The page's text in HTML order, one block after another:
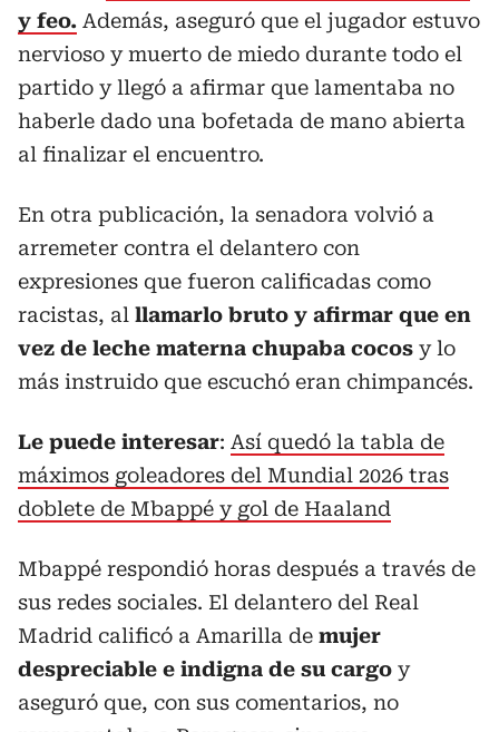
y feo. Además, aseguró que el jugador estuvo
nervioso y muerto de miedo durante todo el
partido y llegó a afirmar que lamentaba no
haberle dado una bofetada de mano abierta
al finalizar el encuentro.
En otra publicación, la senadora volvió a
arremeter contra el delantero con
expresiones que fueron calificadas como
racistas, al llamarlo bruto y afirmar que en
vez de leche materna chupaba cocos y lo
más instruido que escuchó eran chimpancés.
Le puede interesar: Así quedó la tabla de
máximos goleadores del Mundial 2026 tras
doblete de Mbappé y gol de Haaland
Mbappé respondió horas después a través de
sus redes sociales. El delantero del Real
Madrid calificó a Amarilla de mujer
despreciable e indigna de su cargo y
aseguró que, con sus comentarios, no